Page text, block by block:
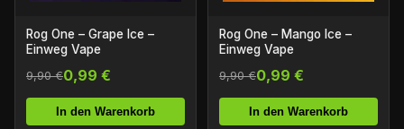
Rog One – Grape Ice –
Einweg Vape
9,90 €0,99 €
In den Warenkorb
Rog One – Mango Ice –
Einweg Vape
9,90 €0,99 €
In den Warenkorb